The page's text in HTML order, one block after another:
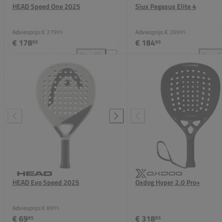
HEAD Speed One 2025
Adviesprijs:€ 27995
€ 17895
Vergelijk
HEAD Speed One 2025 toevoegen aan vergelijking
Siux Pegasus Elite 4
Adviesprijs:€ 26995
€ 18495
HEAD Evo Speed 2025
Adviesprijs:€ 8995
€ 6995
Oxdog Hyper 2.0 Pro+
€ 31895